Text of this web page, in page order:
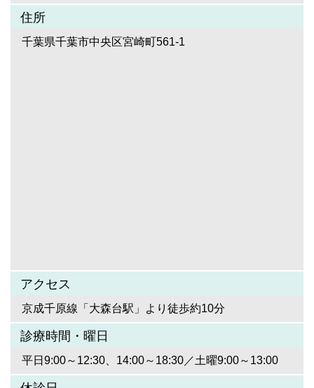
住所
千葉県千葉市中央区宮崎町561-1
アクセス
京成千原線「大森台駅」より徒歩約10分
診療時間・曜日
平日9:00～12:30、14:00～18:30／土曜9:00～13:00